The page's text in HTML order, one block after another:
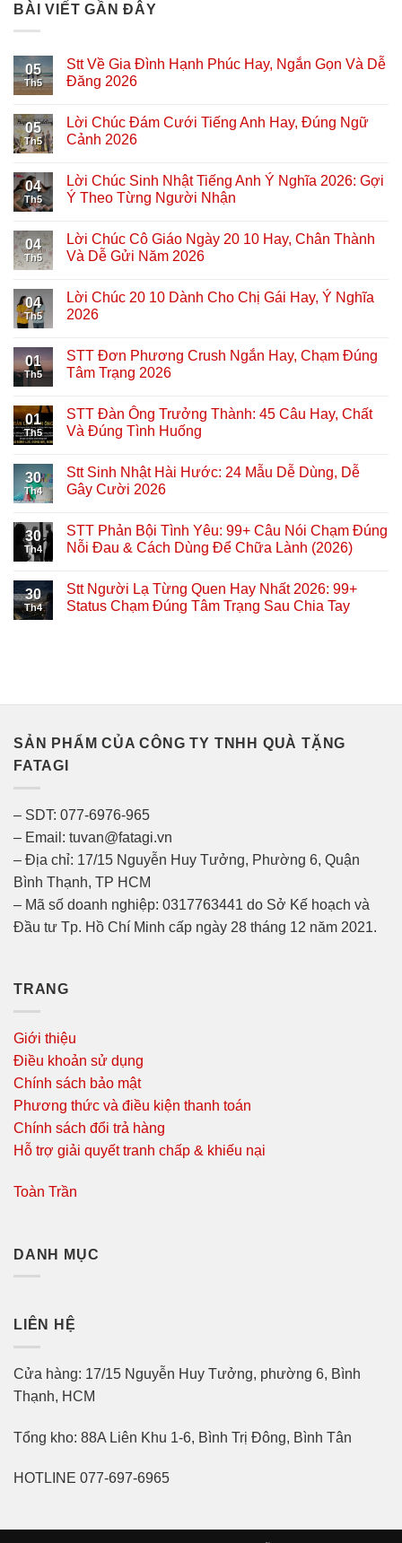
BÀI VIẾT GẦN ĐÂY
05
Th5
Stt Về Gia Đình Hạnh Phúc Hay, Ngắn Gọn Và Dễ
Đăng 2026
05
Th5
Lời Chúc Đám Cưới Tiếng Anh Hay, Đúng Ngữ
Cảnh 2026
04
Th5
Lời Chúc Sinh Nhật Tiếng Anh Ý Nghĩa 2026: Gợi
Ý Theo Từng Người Nhận
04
Th5
Lời Chúc Cô Giáo Ngày 20 10 Hay, Chân Thành
Và Dễ Gửi Năm 2026
04
Th5
Lời Chúc 20 10 Dành Cho Chị Gái Hay, Ý Nghĩa
2026
01
Th5
STT Đơn Phương Crush Ngắn Hay, Chạm Đúng
Tâm Trạng 2026
01
Th5
STT Đàn Ông Trưởng Thành: 45 Câu Hay, Chất
Và Đúng Tình Huống
30
Th4
Stt Sinh Nhật Hài Hước: 24 Mẫu Dễ Dùng, Dễ
Gây Cười 2026
30
Th4
STT Phản Bội Tình Yêu: 99+ Câu Nói Chạm Đúng
Nỗi Đau & Cách Dùng Để Chữa Lành (2026)
30
Th4
Stt Người Lạ Từng Quen Hay Nhất 2026: 99+
Status Chạm Đúng Tâm Trạng Sau Chia Tay
SẢN PHẨM CỦA CÔNG TY TNHH QUÀ TẶNG
FATAGI
– SDT: 077-6976-965
– Email: tuvan@fatagi.vn
– Địa chỉ: 17/15 Nguyễn Huy Tưởng, Phường 6, Quận
Bình Thạnh, TP HCM
– Mã số doanh nghiệp: 0317763441 do Sở Kế hoạch và
Đầu tư Tp. Hồ Chí Minh cấp ngày 28 tháng 12 năm 2021.
TRANG
Giới thiệu
Điều khoản sử dụng
Chính sách bảo mật
Phương thức và điều kiện thanh toán
Chính sách đổi trả hàng
Hỗ trợ giải quyết tranh chấp & khiếu nại
Toàn Trần
DANH MỤC
LIÊN HỆ
Cửa hàng: 17/15 Nguyễn Huy Tưởng, phường 6, Bình
Thạnh, HCM
Tổng kho: 88A Liên Khu 1-6, Bình Trị Đông, Bình Tân
HOTLINE 077-697-6965